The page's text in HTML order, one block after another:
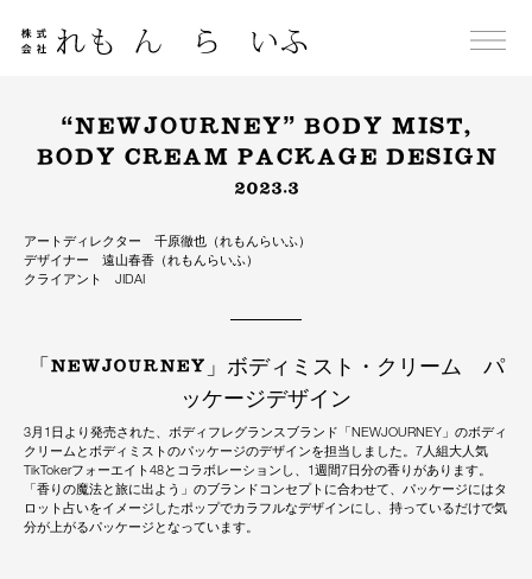
content
“NEWJOURNEY” BODY MIST,
BODY CREAM PACKAGE DESIGN
2023.3
アートディレクター 千原徹也（れもんらいふ）
デザイナー 遠山春香（れもんらいふ）
クライアント JIDAI
「NEWJOURNEY」ボディミスト・クリーム パ
ッケージデザイン
3月1日より発売された、ボディフレグランスブランド「NEWJOURNEY」のボディ
クリームとボディミストのパッケージのデザインを担当しました。7人組大人気
TikTokerフォーエイト48とコラボレーションし、1週間7日分の香りがあります。
「香りの魔法と旅に出よう」のブランドコンセプトに合わせて、パッケージにはタ
ロット占いをイメージしたポップでカラフルなデザインにし、持っているだけで気
分が上がるパッケージとなっています。